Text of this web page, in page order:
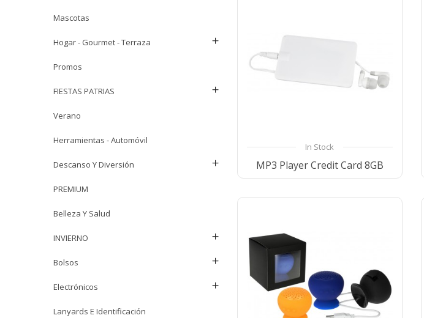
Mascotas
Hogar - Gourmet - Terraza
Promos
FIESTAS PATRIAS
Verano
Herramientas - Automóvil
Descanso Y Diversión
PREMIUM
Belleza Y Salud
INVIERNO
Bolsos
Electrónicos
Lanyards E Identificación
In Stock
MP3 Player Credit Card 8GB
Compare Wishlist